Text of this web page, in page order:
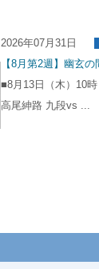
2026年07月31日
【8月第2週】幽玄
■8月13日（木）
高尾紳路 九段vs ...